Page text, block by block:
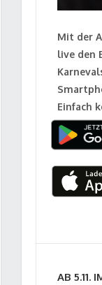
Mit der
live den
Einfach
AB 5.11.